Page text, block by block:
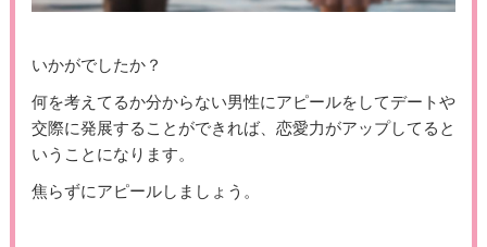
いかがでしたか？
何を考えてるか分からない男性にアピールをしてデートや
交際に発展することができれば、恋愛力がアップしてると
いうことになります。
焦らずにアピールしましょう。